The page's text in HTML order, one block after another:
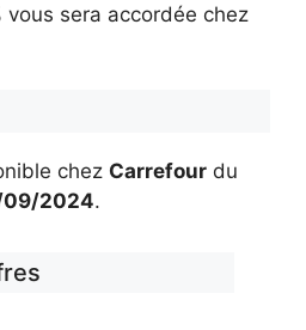
sera accordée chez
chez Carrefour du
2024.